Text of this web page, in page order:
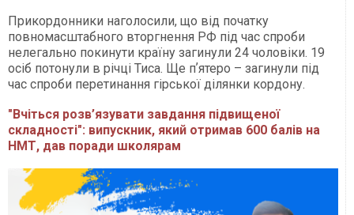
Прикордонники наголосили, що від початку
повномасштабного вторгнення РФ під час спроби
нелегально покинути країну загинули 24 чоловіки. 19
осіб потонули в річці Тиса. Ще пʼятеро – загинули під
час спроби перетинання гірської ділянки кордону.
"Вчіться розв’язувати завдання підвищеної
складності": випускник, який отримав 600 балів на
НМТ, дав поради школярам